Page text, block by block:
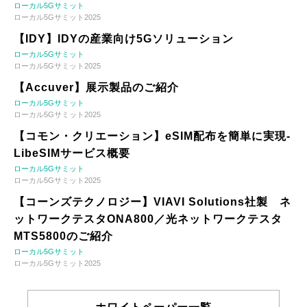
ローカル5Gサミット
ローカル5Gサミット2025
【IDY】IDYの産業向け5Gソリューション
ローカル5Gサミット
ローカル5Gサミット2025
【Accuver】展示製品のご紹介
ローカル5Gサミット
ローカル5Gサミット2025
【コモン・クリエーション】eSIM配布を簡単に実現-
LibeSIMサービス概要
ローカル5Gサミット
ローカル5Gサミット2025
【コーンズテクノロジー】VIAVI Solutions社製 ネ
ットワークテスタONA800／光ネットワークテスタ
MTS5800のご紹介
ローカル5Gサミット
ローカル5Gサミット2025